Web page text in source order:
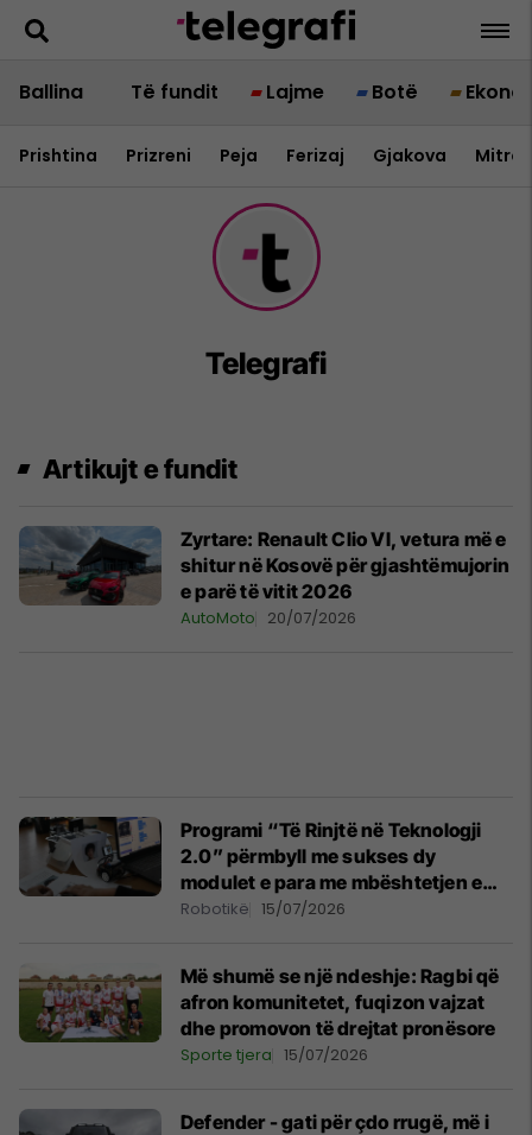
Ballina Të fundit Lajme Botë
Prishtina Prizreni Peja Ferizaj Gjakova
Telegrafi
Artikujt e fundit
Zyrtare: Renault Clio VI, vetura më e
shitur në Kosovë për gjashtëmujorin
e parë të vitit 2026
AutoMoto 20/07/2026
Programi “Të Rinjtë në Teknologji
2.0” përmbyll me sukses dy
modulet e para me mbështetjen e
ProCredit Bank Kosova
Robotikë 15/07/2026
Më shumë se një ndeshje: Ragbi që
afron komunitetet, fuqizon vajzat
dhe promovon të drejtat pronësore
Sporte tjera 15/07/2026
Defender - gati për çdo rrugë, më i